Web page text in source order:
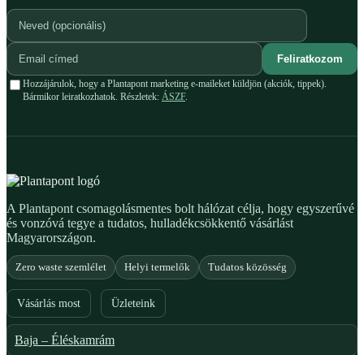
Feliratkozom
Hozzájárulok, hogy a Plantapont marketing e-maileket küldjön (akciók, tippek).
Bármikor leiratkozhatok. Részletek: ÁSZF.
A Plantapont csomagolásmentes bolt hálózat célja, hogy egyszerűvé
és vonzóvá tegye a tudatos, hulladékcsökkentő vásárlást
Magyarországon.
Zero waste szemlélet Helyi termelők Tudatos közösség
Vásárlás most Üzleteink
Baja – Éléskamrám